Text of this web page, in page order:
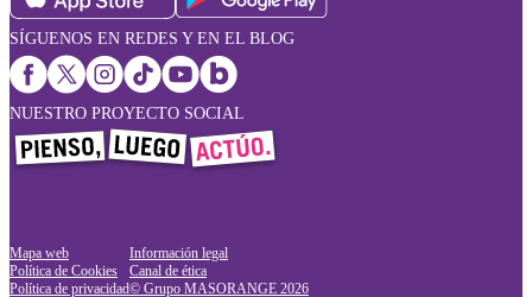
SÍGUENOS EN REDES Y EN EL BLOG
NUESTRO PROYECTO SOCIAL
Mapa web
Política de Cookies
Política de privacidad
Información legal
Canal de ética
© Grupo MASORANGE 2026